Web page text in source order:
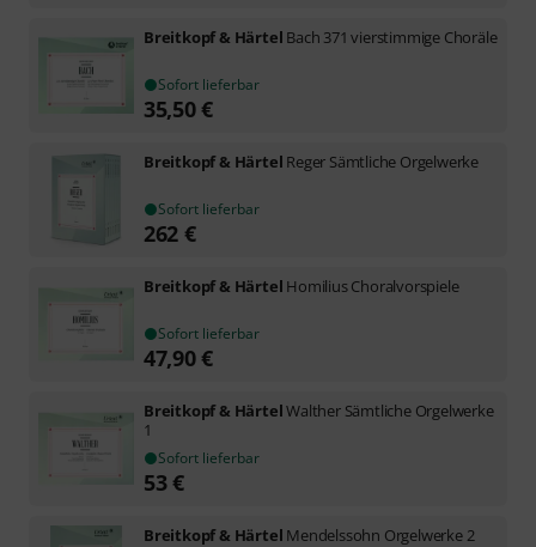
Breitkopf & Härtel Bach 371 vierstimmige Choräle
Sofort lieferbar
35,50€
Breitkopf & Härtel Reger Sämtliche Orgelwerke
Sofort lieferbar
262 €
Breitkopf & Härtel Homilius Choralvorspiele
Sofort lieferbar
47,90€
Breitkopf & HärtelWalther Sämtliche Orgelwerke
1
Sofort lieferbar
53€
Breitkopf & Härtel Mendelssohn Orgelwerke 2